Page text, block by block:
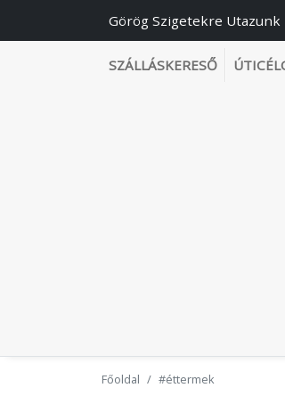
Görög Szigetekre Utazunk
SZÁLLÁSKERESŐ
Főoldal #éttermek